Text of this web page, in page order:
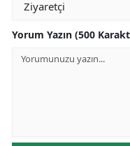
Yorum Yazın (500